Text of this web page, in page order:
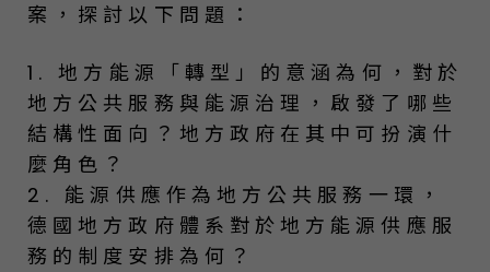
案，探討以下問題：
1. 地方能源「轉型」的意涵為何，對於
地方公共服務與能源治理，啟發了哪些
結構性面向？地方政府在其中可扮演什
麼角色？
2. 能源供應作為地方公共服務一環，
德國地方政府體系對於地方能源供應服
務的制度安排為何？